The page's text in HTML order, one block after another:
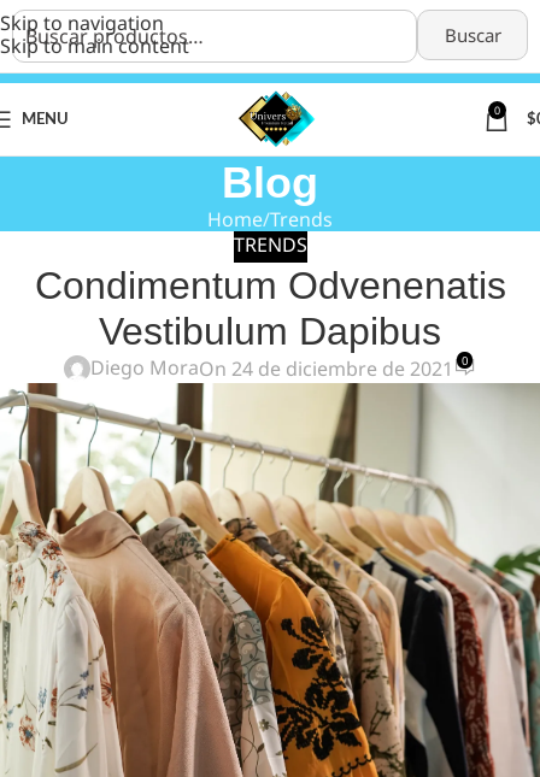
Buscar
Skip to navigation
Skip to main content
MENU
0
$
Blog
Home Trends
TRENDS
Condimentum Odvenenatis
Vestibulum Dapibus
Diego MoraOn 24 de diciembre de 2021 0